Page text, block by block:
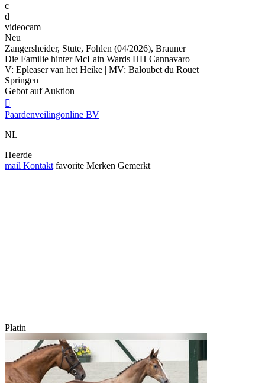
c
d
videocam
Neu
Zangersheider, Stute, Fohlen (04/2026), Brauner
Die Familie hinter McLain Wards HH Cannavaro
V: Epleaser van het Heike | MV: Baloubet du Rouet
Springen
Gebot auf Auktion

Paardenveilingonline BV
NL
Heerde
mail Kontakt favorite Merken Gemerkt
Platin